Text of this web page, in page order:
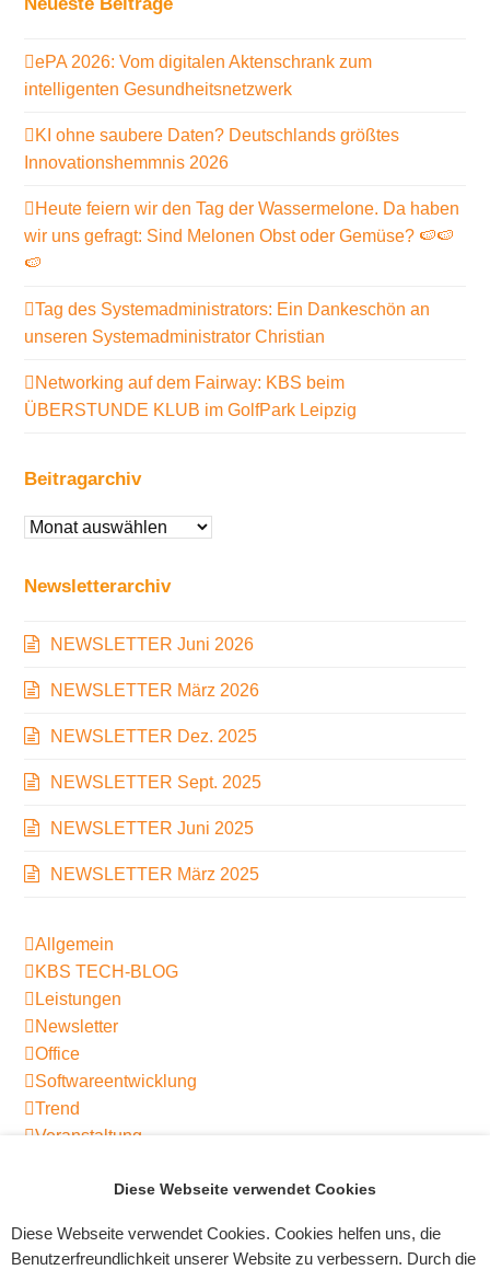
ePA 2026: Vom digitalen Aktenschrank zum
intelligenten Gesundheitsnetzwerk
KI ohne saubere Daten? Deutschlands größtes
Innovationshemmnis 2026
Heute feiern wir den Tag der Wassermelone. Da haben
wir uns gefragt: Sind Melonen Obst oder Gemüse? 🍉🍉
🍉
Tag des Systemadministrators: Ein Dankeschön an
unseren Systemadministrator Christian
Networking auf dem Fairway: KBS beim
ÜBERSTUNDE KLUB im GolfPark Leipzig
Beitragarchiv
Beitragarchiv
Newsletterarchiv
NEWSLETTER Juni 2026
NEWSLETTER März 2026
NEWSLETTER Dez. 2025
NEWSLETTER Sept. 2025
NEWSLETTER Juni 2025
NEWSLETTER März 2025
Allgemein
KBS TECH-BLOG
Leistungen
Newsletter
Office
Softwareentwicklung
Trend
Veranstaltung
vorheriger
31. Mai – World No
Tobacco Day 🚭
Nächster
Warum Fruchtfliegen
keinen Kater bekommen
Diese Webseite verwendet Cookies
Diese Webseite verwendet Cookies. Cookies helfen uns, die
Benutzerfreundlichkeit unserer Website zu verbessern. Durch die